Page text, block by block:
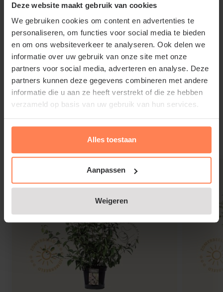
Deze website maakt gebruik van cookies
We gebruiken cookies om content en advertenties te
personaliseren, om functies voor social media te bieden
en om ons websiteverkeer te analyseren. Ook delen we
informatie over uw gebruik van onze site met onze
partners voor social media, adverteren en analyse. Deze
partners kunnen deze gegevens combineren met andere
informatie die u aan ze heeft verstrekt of die ze hebben
verzameld op basis van uw gebruik van hun services.
Alles toestaan
Aanpassen
Weigeren
grondsoort.
Viburnum odoratissimum
'Coppertop' snoeien en onderhouden
De Sneeuwbal hoeft niet gesnoeid te worden, alleen
bij oudere struiken kan wat verjongingssnoei
toegepast worden voor een rijkere bloei. Eventuele
Lees meer
Gerelateerde producten